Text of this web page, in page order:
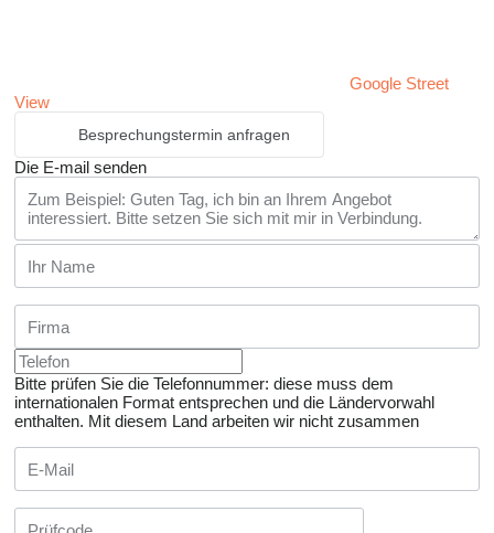
Google Street
View
Besprechungstermin anfragen
Die E-mail senden
Bitte prüfen Sie die Telefonnummer: diese muss dem
internationalen Format entsprechen und die Ländervorwahl
enthalten. Mit diesem Land arbeiten wir nicht zusammen